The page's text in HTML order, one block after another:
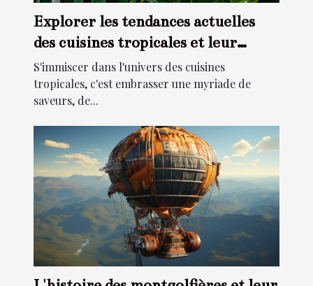
Explorer les tendances actuelles
des cuisines tropicales et leur
impact
S'immiscer dans l'univers des cuisines
tropicales, c'est embrasser une myriade de
saveurs, de...